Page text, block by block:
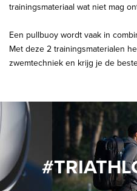
trainingsmateriaal wat niet mag
Een pullbuoy wordt vaak in
Met deze 2 trainingsmaterialen
zwemtechniek en krijg je de